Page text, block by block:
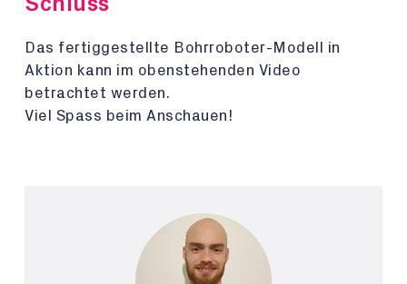
Das fertiggestellte Bohrroboter-Modell in
Aktion kann im obenstehenden Video
betrachtet werden.
Viel Spass beim Anschauen!